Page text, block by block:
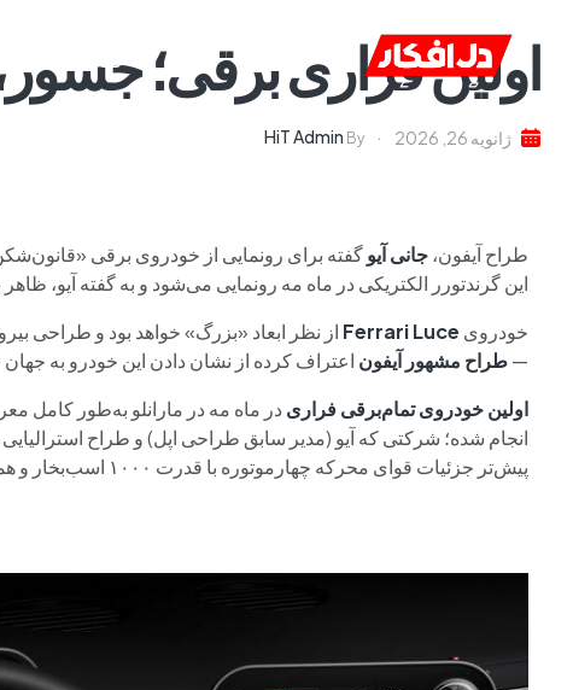
خانه اولین فراری برقی؛
ژانویه 26, 2026 By
HiT Admin
طراح آیفون،جانی آیوگفته برای رونمایی از خودروی برقی
این گرندتورر الکتریکی در ماه مه رونمایی می‌شود و به گفته آیو، ظاهر
خودروی Ferrari Luce از نظر ابعاد «بزرگ» خواهد بود و طراحی
—طراح مشهور آیفون اعتراف کرده از نشان دادن این خودرو به
اولین خودروی تمام‌برقی فراری
انجام شده؛ شرکتی که آیو (مدیر سابق طراحی اپل) و طراح
پیش‌تر جزئیات قوای محرکه چهارموتوره با قدرت ۱۰۰۰ اسب‌بخار و همچنین کابین رادیکال آن منتشر شده بود.